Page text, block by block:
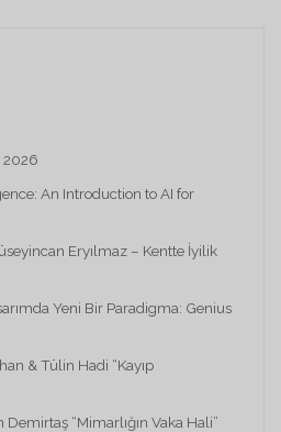
2026
An Introduction to AI for
Eryılmaz – Kentte İyilik
Yeni Bir Paradigma: Genius
& Tülin Hadi “Kayıp
Demirtaş “Mimarlığın Vaka Hali”